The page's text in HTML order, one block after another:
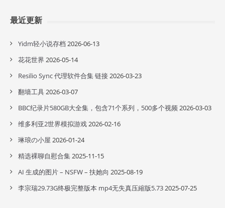
最近更新
Yidm轻小说存档 2026-06-13
花花世界 2026-05-14
Resilio Sync 代理软件合集 链接2026-03-23
翻墙工具2026-03-07
BBC纪录片580GB大全集，包含71个系列，500多个视频2026-03-03
维多利亚2世界模拟游戏2026-02-16
琳琅の小屋 2026-01-24
精选裸聊自慰合集2025-11-15
AI 生成的图片 – NSFW – 扶她向 2025-08-19
李宗瑞29.73G终极完整版本 mp4无失真压縮版5.732025-07-25